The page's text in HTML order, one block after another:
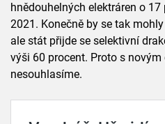
hnědouhelných elektráren o
2021. Konečně by se tak
ale stát přijde se selektivní
výši 60 procent. Proto s
nesouhlasíme.